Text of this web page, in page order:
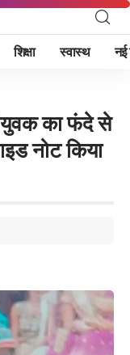
शिक्षा स्वास्थ नई
युवक का फंदे से
नोट किया